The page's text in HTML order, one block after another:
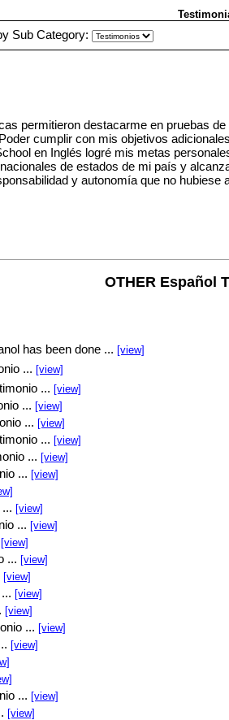
Sub Category:
permitieron destacarme en pruebas
cumplir con mis objetivos
en Inglés logré mis metas
de estados de mi país y
y autonomía que no hubiese
OTHER Español
has been done ... [view]
... [view]
... [view]
... [view]
... [view]
... [view]
... [view]
... [view]
[view]
... [view]
[view]
... [view]
[view]
[view]
[view]
... [view]
[view]
... [view]
[view]